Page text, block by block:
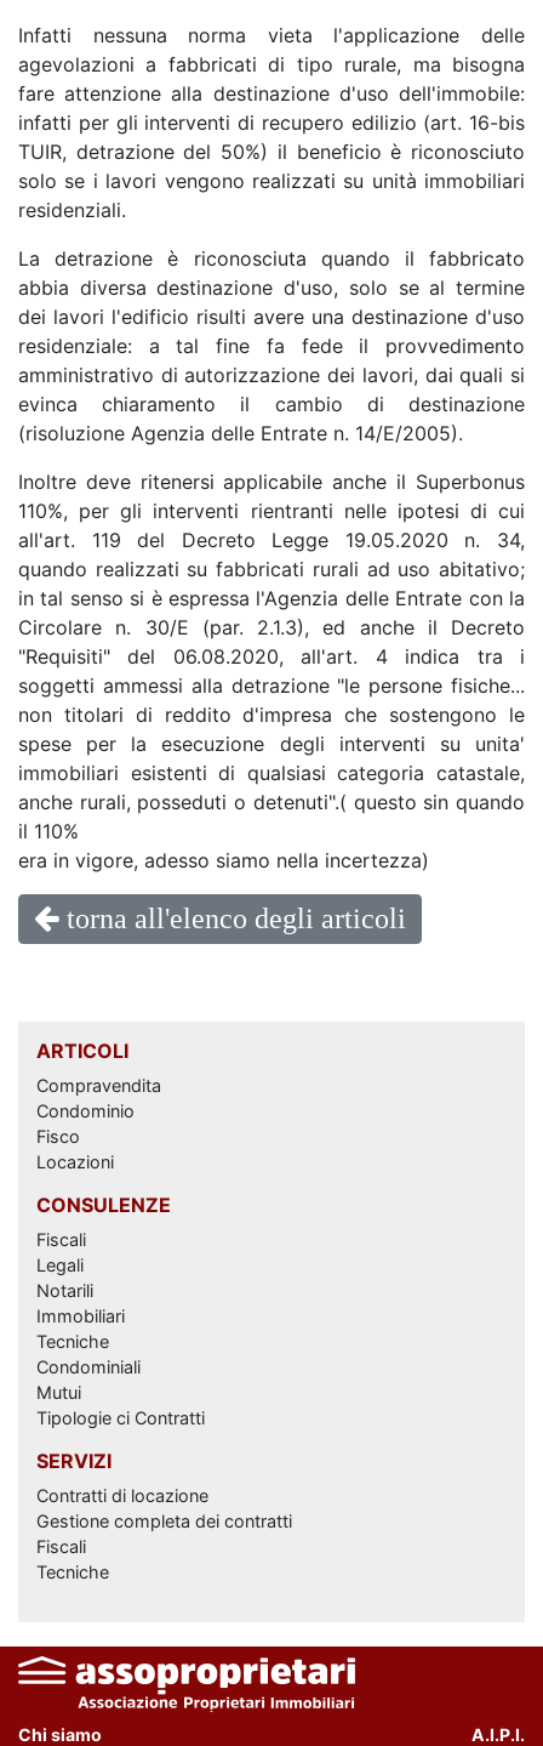
Infatti nessuna norma vieta l'applicazione delle
agevolazioni a fabbricati di tipo rurale, ma bisogna
fare attenzione alla destinazione d'uso dell'immobile:
infatti per gli interventi di recupero edilizio (art. 16-bis
TUIR, detrazione del 50%) il beneficio è riconosciuto
solo se i lavori vengono realizzati su unità immobiliari
residenziali.
La detrazione è riconosciuta quando il fabbricato
abbia diversa destinazione d'uso, solo se al termine
dei lavori l'edificio risulti avere una destinazione d'uso
residenziale: a tal fine fa fede il provvedimento
amministrativo di autorizzazione dei lavori, dai quali si
evinca chiaramento il cambio di destinazione
(risoluzione Agenzia delle Entrate n. 14/E/2005).
Inoltre deve ritenersi applicabile anche il Superbonus
110%, per gli interventi rientranti nelle ipotesi di cui
all'art. 119 del Decreto Legge 19.05.2020 n. 34,
quando realizzati su fabbricati rurali ad uso abitativo;
in tal senso si è espressa l'Agenzia delle Entrate con la
Circolare n. 30/E (par. 2.1.3), ed anche il Decreto
"Requisiti" del 06.08.2020, all'art. 4 indica tra i
soggetti ammessi alla detrazione "le persone fisiche...
non titolari di reddito d'impresa che sostengono le
spese per la esecuzione degli interventi su unita'
immobiliari esistenti di qualsiasi categoria catastale,
anche rurali, posseduti o detenuti".( questo sin quando
il 110%
era in vigore, adesso siamo nella incertezza)
torna all'elenco degli articoli
ARTICOLI
Compravendita
Condominio
Fisco
Locazioni
CONSULENZE
Fiscali
Legali
Notarili
Immobiliari
Tecniche
Condominiali
Mutui
Tipologie ci Contratti
SERVIZI
Contratti di locazione
Gestione completa dei contratti
Fiscali
Tecniche
Chi siamo A.I.P.I.